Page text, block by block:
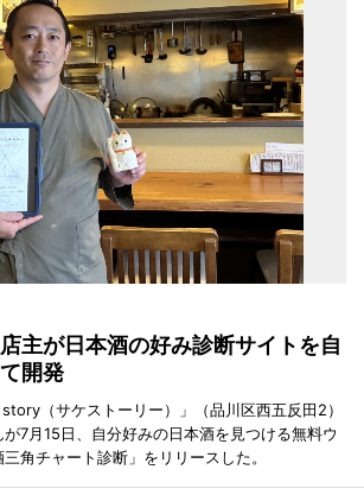
主が日本酒の好み診断サイトを自
開発
（サケストーリー）」（品川区西五反田2）
7月15日、自分好みの日本酒を見つける無料ウ
角チャート診断」をリリースした。